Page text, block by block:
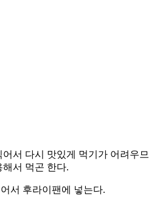
서 다시 맛있게 먹기가 어려우므
서 먹곤 한다.
서 후라이팬에 넣는다.